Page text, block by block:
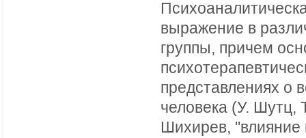
выражение в
группы, причем
представлениях о
человека (У. Шутц,
Шихирев,